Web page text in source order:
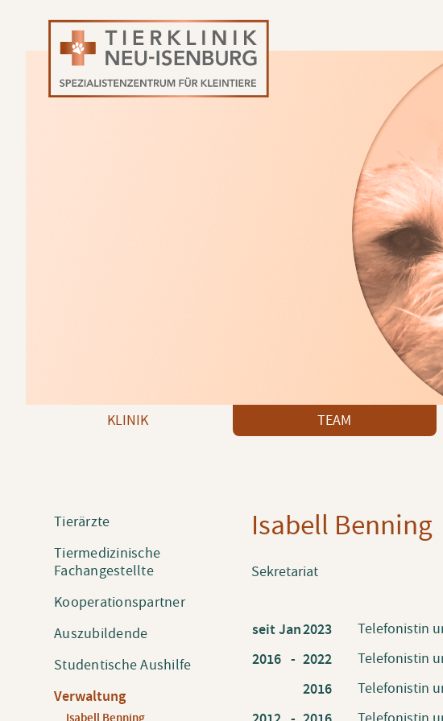
Navigation
überspringen
Navigation überspringen
KLINIK TEAM
Isabell Benning
Sekretariat
seit Jan2023 Telefonistin
2016 - 2022 Telefonistin
2016 Telefonistin
Navigation
Tierärzte
Tiermedizinische
Fachangestellte
Kooperationspartner
Auszubildende
Studentische Aushilfe
Verwaltung